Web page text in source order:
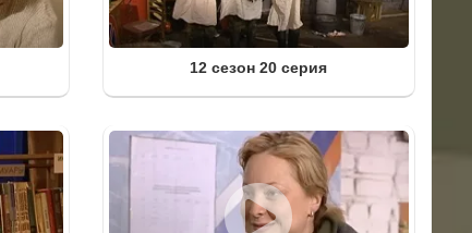
12 сезон 20 серия